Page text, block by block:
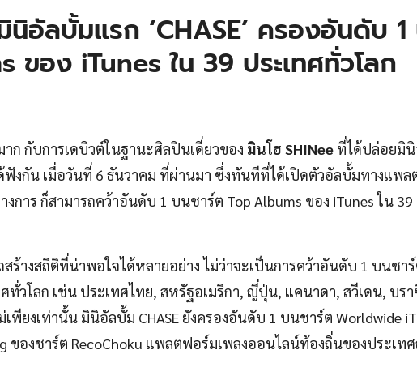
นิอัลบั้มแรก ‘CHASE’ ครองอันดับ
ของ iTunes ใน 39 ประเทศทั่วโลก
ก กับการเดบิวต์ในฐานะศิลปินเดี่ยวของ มินโฮ SHINee ที่ได้ปล่อยมิ
งกัน เมื่อวันที่ 6 ธันวาคม ที่ผ่านมา ซึ่งทันทีที่ได้เปิดตัวอัลบั้มทางแพล
การ ก็สามารถคว้าอันดับ 1 บนชาร์ต Top Albums ของ iTunes ใน
สร้างสถิติที่น่าพอใจได้หลายอย่าง ไม่ว่าจะเป็นการคว้าอันดับ 1 บนชา
ทั่วโลก เช่น ประเทศไทย, สหรัฐอเมริกา, ญี่ปุ่น, แคนาดา, สวีเดน, บร
พียงเท่านั้น มินิอัลบั้ม CHASE ยังครองอันดับ 1 บนชาร์ต Worldwide
ของชาร์ต RecoChoku แพลตฟอร์มเพลงออนไลน์ท้องถิ่นของประเ